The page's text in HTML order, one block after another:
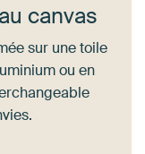
canvas
sur une toile
ou en